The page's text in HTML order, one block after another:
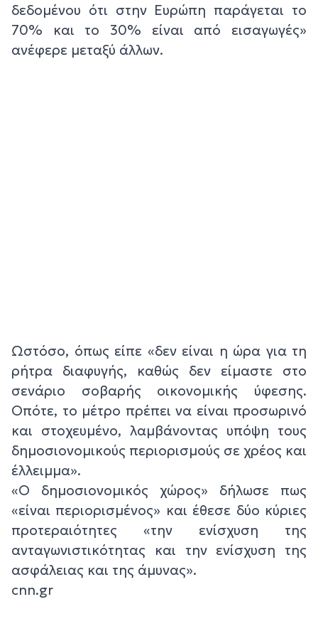
δεδομένου ότι στην Ευρώπη παράγεται το
70% και το 30% είναι από εισαγωγές»
ανέφερε μεταξύ άλλων.
Ωστόσο, όπως είπε «δεν είναι η ώρα για τη
ρήτρα διαφυγής, καθώς δεν είμαστε στο
σενάριο σοβαρής οικονομικής ύφεσης.
Οπότε, το μέτρο πρέπει να είναι προσωρινό
και στοχευμένο, λαμβάνοντας υπόψη τους
δημοσιονομικούς περιορισμούς σε χρέος και
έλλειμμα».
«Ο δημοσιονομικός χώρος» δήλωσε πως
«είναι περιορισμένος» και έθεσε δύο κύριες
προτεραιότητες «την ενίσχυση της
ανταγωνιστικότητας και την ενίσχυση της
ασφάλειας και της άμυνας».
cnn.gr